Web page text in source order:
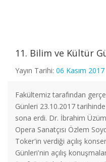
İçerik11. Bilim ve Kültür
Yayın Tarihi: 06 Kasım 2017
Fakültemiz tarafından
Günleri 23.10.2017
sona erdi. Dr. İbrahim
Opera Sanatçısı Özlem
Toker'in verdiği açılış
Günleri'nin açılış